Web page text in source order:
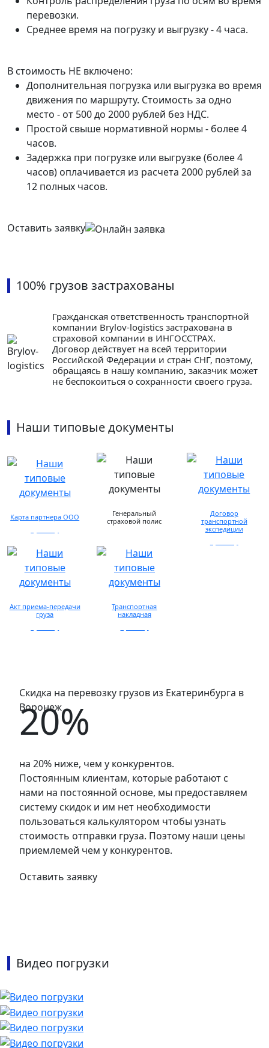
перевозки.
Среднее время на погрузку и выгрузку - 4 часа.
В стоимость НЕ включено:
Дополнительная погрузка или выгрузка во время
движения по маршруту. Стоимость за одно
место - от 500 до 2000 рублей без НДС.
Простой свыше нормативной нормы - более 4
часов.
Задержка при погрузке или выгрузке (более 4
часов) оплачивается из расчета 2000 рублей за
12 полных часов.
Оставить заявку
100% грузов застрахованы
Гражданская ответственность транспортной
компании Brylov-logistics застрахована в
страховой компании в ИНГОСCТРАХ.
Договор действует на всей территории
Российской Федерации и стран СНГ, поэтому,
обращаясь в нашу компанию, заказчик может
не беспокоиться о сохранности своего груза.
Наши типовые документы
Карта партнера ООО
Генеральный
страховой полис
Договор
транспортной
экспедиции
Акт приема-передачи
груза
Транспортная
накладная
Скидка на перевозку грузов из Екатеринбурга в
Воронеж
20%
на 20% ниже, чем у конкурентов.
Постоянным клиентам, которые работают с
нами на постоянной основе, мы предоставляем
систему скидок и им нет необходимости
пользоваться калькулятором чтобы узнать
стоимость отправки груза. Поэтому наши цены
приемлемей чем у конкурентов.
Оставить заявку
Видео погрузки